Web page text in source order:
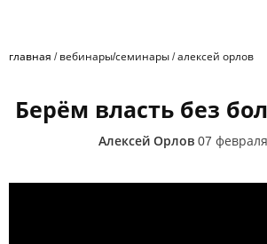
главная / вебинары/семинары /алексей орлов
Берём власть без
Алексей Орлов 07